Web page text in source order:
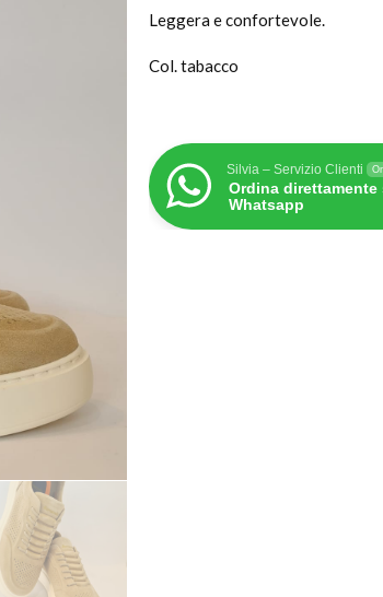
Leggera e confortevole.
Col. tabacco
Silvia – Servizio Clienti
Ordina direttamente
Whatsapp